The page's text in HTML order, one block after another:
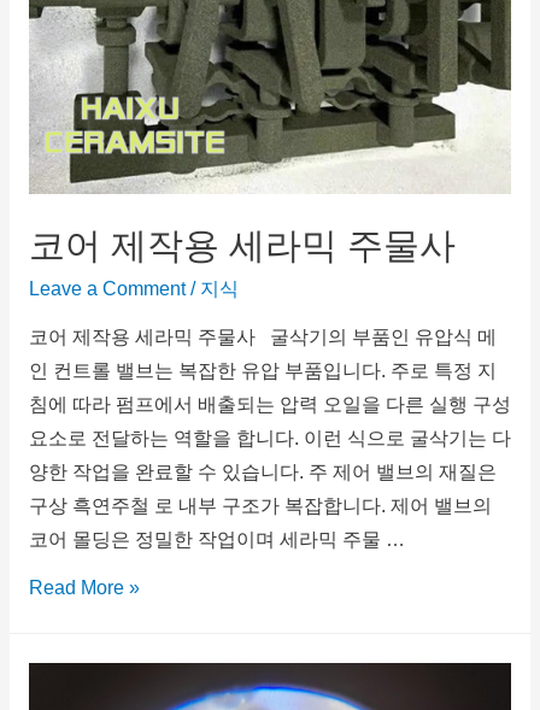
코어 제작용 세라믹 주물사
Leave a Comment / 지식
코어 제작용 세라믹 주물사 굴삭기의 부품인 유압식 메
인 컨트롤 밸브는 복잡한 유압 부품입니다. 주로 특정 지
침에 따라 펌프에서 배출되는 압력 오일을 다른 실행 구성
요소로 전달하는 역할을 합니다. 이런 식으로 굴삭기는 다
양한 작업을 완료할 수 있습니다. 주 제어 밸브의 재질은
구상 흑연주철 로 내부 구조가 복잡합니다. 제어 밸브의
코어 몰딩은 정밀한 작업이며 세라믹 주물 …
Read More »